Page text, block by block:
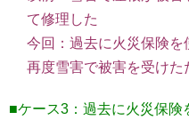
て修理した
今回：過去に火災保険を
再度雪害で被害を受けた
■ケース3：過去に火災保険